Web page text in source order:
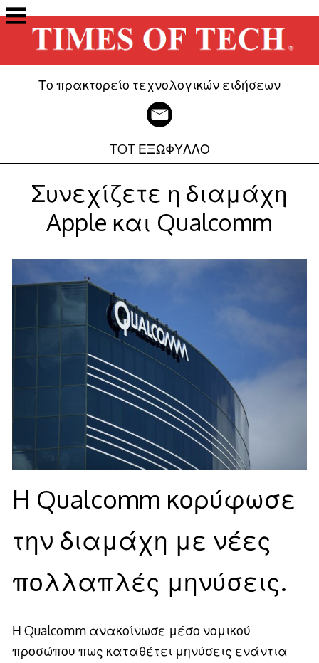
Μετάβαση
στο
περιεχόμενο
Το πρακτορείο τεχνολογικών ειδήσεων
TOT ΕΞΩΦΥΛΛΟ
Συνεχίζετε η διαμάχη
Apple και Qualcomm
Η Qualcomm κορύφωσε
την διαμάχη με νέες
πολλαπλές μηνύσεις.
Η Qualcomm ανακοίνωσε μέσο νομικού
προσώπου πως καταθέτει μηνύσεις ενάντια